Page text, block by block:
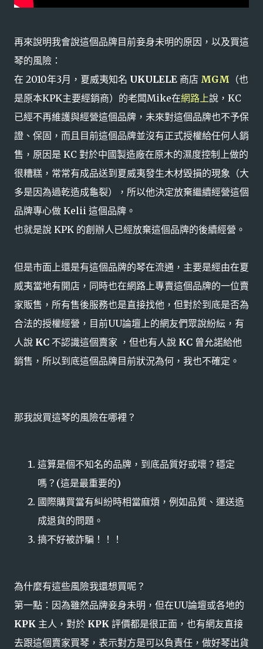
再來說明我會說這個品牌目前妾身未明的原因，以及買這
琴的風險：
在 2010年3月，夏威夷知名 UKULELE 商店 MGM （也
是原本KPK主要經銷商）的老闆Mike在網路上說，KC
已經不再維護與經營這個品牌，未來對這個品牌也不予保
證、保固，而且目前這個品牌並沒有正式授權給任何人銷
售，原因是 KC 對於中國製造廠在原木的濕度控制上做的
很糟糕，常常有成品送到夏威夷發生木材毀損的現象（大
多是因為過乾造成龜裂），所以他決定放棄繼續經營這個
品牌專心做 Kelii 這個品牌。
也就是說 KPK 的創辦人已經放棄這個品牌的後續經營。
但是市面上還是有這個品牌的琴在流通，主要是經由在夏
威夷當地有開店，同時也在網路上專賣這個品牌的一位賣
家販售，所有售後服務也是直接找他，但對於到底是否為
合法的授權經營，目前UU論壇上的網友們眾說紛紜，有
人說 KC 不認識這個賣家 ，但也有人說 KC 曾允諾給他
銷售，所以到底這個品牌目前狀況為何，我也不確定。
那我說買這琴的風險在哪裡？
這算是個不知名的品牌，到底品質好或壞？穩定
嗎？(這是最重要的)
國際購買當有糾紛時相當麻煩，例如品質、運送造
成退貨的問題。
搞不好被詐騙！！！
為什麼有這些風險我還想買呢？
第一點：因為雖然品牌妾身未明，但在UU論壇或各地的
KPK 主人，對於 KPK 評價都是很正面，也有網友直接
去跟這個賣家買琴，表示對方是可以負責任，做好琴出貨